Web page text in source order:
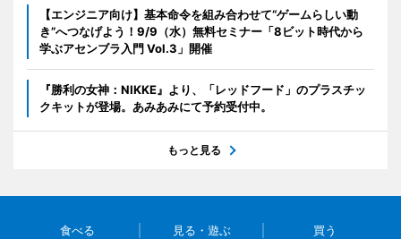
【エンジニア向け】基本命令を組み合わせて“ゲームらしい動
き”へつなげよう！9/9（水）無料セミナー「8ビット時代から
学ぶアセンブラ入門 Vol.3」開催
『勝利の女神：NIKKE』より、「レッドフード」のプラスチッ
クキットが登場。あみあみにて予約受付中。
もっと見る
食べる 見る・遊ぶ 買う